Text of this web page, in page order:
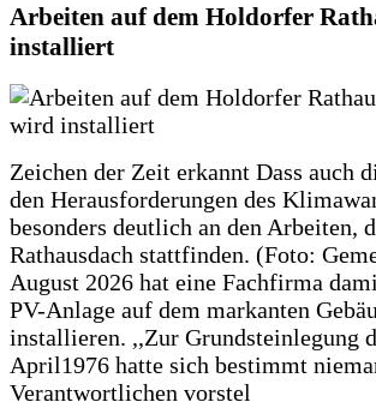
Arbeiten auf dem Holdorfer
installiert
Zeichen der Zeit erkannt Dass auch
den Herausforderungen des
besonders deutlich an den Arbeiten,
Rathausdach stattfinden. (Foto:
August 2026 hat eine Fachfirma
PV-Anlage auf dem markanten
installieren. ,,Zur Grundsteinlegung
April1976 hatte sich bestimmt
Verantwortlichen vorstel